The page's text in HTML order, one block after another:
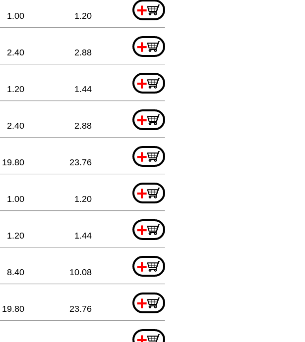
+
1.00 1.20
+
2.40 2.88
+
1.20 1.44
+
2.40 2.88
+
19.80 23.76
+
1.00 1.20
+
1.20 1.44
+
8.40 10.08
+
19.80 23.76